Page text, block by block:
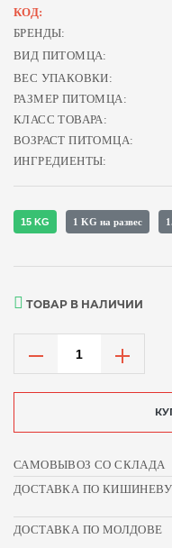
КОД:
БРЕНДЫ:
ВИД ПИТОМЦА:
ВЕС УПАКОВКИ:
РАЗМЕР ПИТОМЦА:
КЛАСС ТОВАРА:
ВОЗРАСТ ПИТОМЦА:
ИНГРЕДИЕНТЫ:
15 KG 1 KG на развес
ТОВАР В НАЛИЧИИ
САМОВЫВОЗ СО СКЛАДА
ДОСТАВКА ПО КИШИНЕВУ
ДОСТАВКА ПО МОЛДОВЕ